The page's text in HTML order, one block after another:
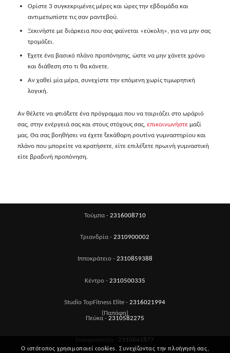
Ορίστε 3 συγκεκριμένες μέρες και ώρες την εβδομάδα και
αντιμετωπίστε τις σαν ραντεβού.
Ξεκινήστε με διάρκεια που σας φαίνεται «εύκολη», για να μην σας
τρομάζει.
Έχετε ένα βασικό πλάνο προπόνησης, ώστε να μην χάνετε χρόνο
και διάθεση στο τι θα κάνετε.
Αν χαθεί μία μέρα, συνεχίστε την επόμενη χωρίς τιμωρητική
λογική.
Αν θέλετε να φτιάξετε ένα πρόγραμμα που να ταιριάζει στο ωράριό
σας, στην ενέργειά σας και στους στόχους σας, επικοινωνήστεμαζί
μας. Θα σας βοηθήσει να έχετε ξεκάθαρη ρουτίνα γυμναστηρίου και
πλάνο που μπορείτε να κρατήσετε, είτε επιλέξετε πρωινή γυμναστική
είτε βραδινή προπόνηση.
Τούμπα - 2316008710
Τριανδρία - 2310900002
Ιπποκράτειο - 2310859388
Κέντρο - 2310500335
Studio TopFitness Elite - 2316021994
(Παπάφη)
Πεύκα - 2310582275
2310641877
Ο ιστότοπος χρησιμοποιεί cookies. Συνεχίζοντας την πλοήγησή σας,